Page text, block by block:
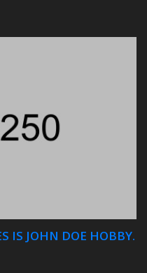
IS JOHN DOE HOBBY.